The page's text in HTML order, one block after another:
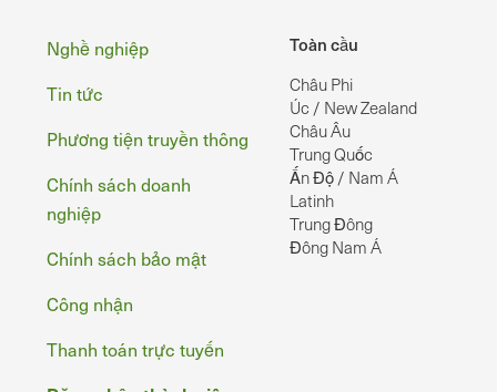
Toàn cầu
Châu Phi
Úc / New Zealand
Châu Âu
Trung Quốc
Ấn Độ / Nam Á
Latinh
Trung Đông
Đông Nam Á
Chân
Nghề nghiệp
Tin tức
Phương tiện truyền thông
Chính sách doanh
nghiệp
Chính sách bảo mật
Công nhận
Thanh toán trực tuyến